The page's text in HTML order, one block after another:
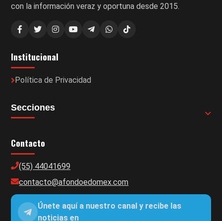
con la información veraz y oportuna desde 2015.
Institucional
Política de Privacidad
Secciones
Contacto
(55) 44041699
contacto@afondoedomex.com
Únete aquí a nuestro canal y recibe las
noticias en